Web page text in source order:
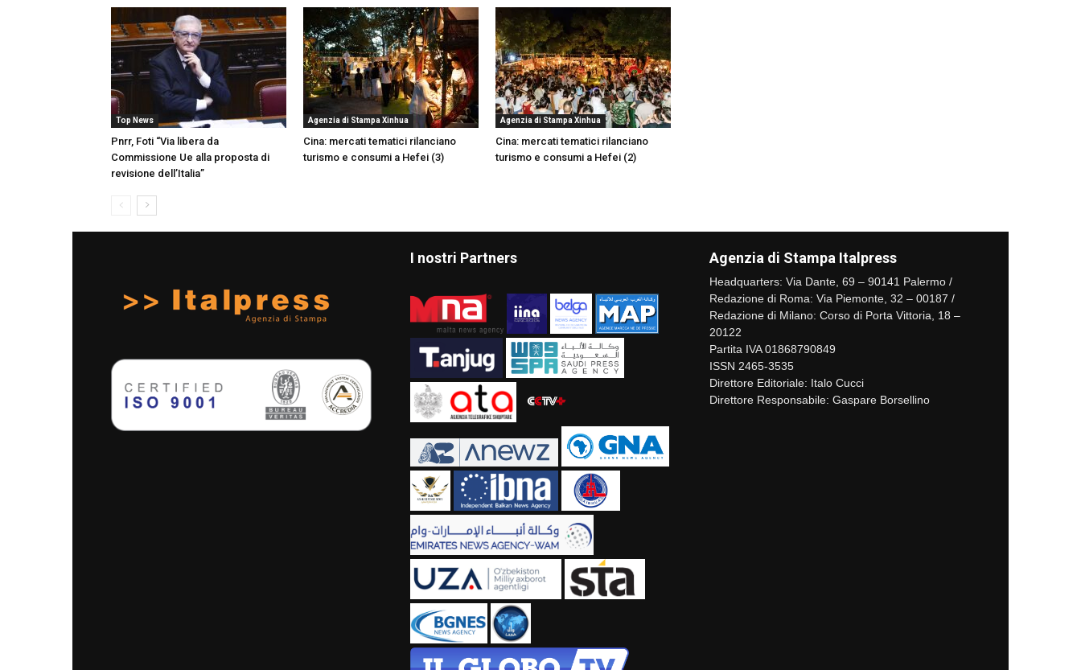
Top News
Pnrr, Foti “Via libera da
Commissione Ue alla proposta di
revisione dell’Italia”
Agenzia di Stampa Xinhua
Cina: mercati tematici rilanciano
turismo e consumi a Hefei (3)
Agenzia di Stampa Xinhua
Cina: mercati tematici rilanciano
turismo e consumi a Hefei (2)
I nostri Partners Agenzia di Stampa Italpress
Headquarters: Via Dante, 69 – 90141 Palermo /
Redazione di Roma: Via Piemonte, 32 – 00187 /
Redazione di Milano: Corso di Porta Vittoria, 18 –
20122
Partita IVA 01868790849
ISSN 2465-3535
Direttore Editoriale: Italo Cucci
Direttore Responsabile: Gaspare Borsellino